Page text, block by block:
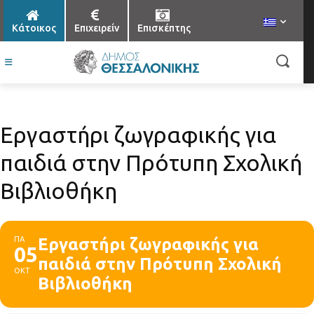
Κάτοικος Επιχειρείν Επισκέπτης
Εργαστήρι ζωγραφικής για
παιδιά στην Πρότυπη Σχολική
Βιβλιοθήκη
ΠΑ
05
ΟΚΤ
Εργαστήρι ζωγραφικής για
παιδιά στην Πρότυπη Σχολική
Βιβλιοθήκη